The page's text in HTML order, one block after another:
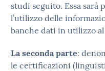
studi seguito. Essa sarà
l’utilizzo delle
banche dati in utilizzo
La seconda parte:
le certificazioni